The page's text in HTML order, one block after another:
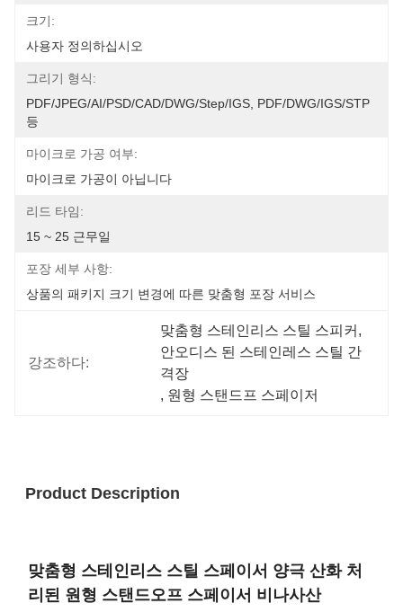
크기:
사용자 정의하십시오
그리기 형식:
PDF/JPEG/AI/PSD/CAD/DWG/Step/IGS, PDF/DWG/IGS/STP
등
마이크로 가공 여부:
마이크로 가공이 아닙니다
리드 타임:
15 ~ 25 근무일
포장 세부 사항:
상품의 패키지 크기 변경에 따른 맞춤형 포장 서비스
강조하다:
맞춤형 스테인리스 스틸 스피커 ,
안오디스 된 스테인레스 스틸 간
격장
, 원형 스탠드프 스페이저
Product Description
맞춤형 스테인리스 스틸 스페이서 양극 산화 처
리된 원형 스탠드오프 스페이서 비나사산